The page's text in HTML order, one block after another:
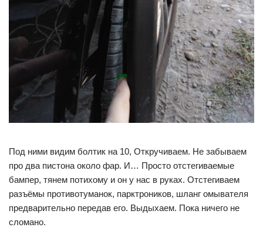
Под ними видим болтик на 10, Откручиваем. Не забываем
про два пистона около фар. И… Просто отстегиваемые
бампер, тянем потихому и он у нас в руках. Отстегиваем
разъёмы противотуманок, парктроников, шланг омывателя
предварительно передав его. Выдыхаем. Пока ничего не
сломано.